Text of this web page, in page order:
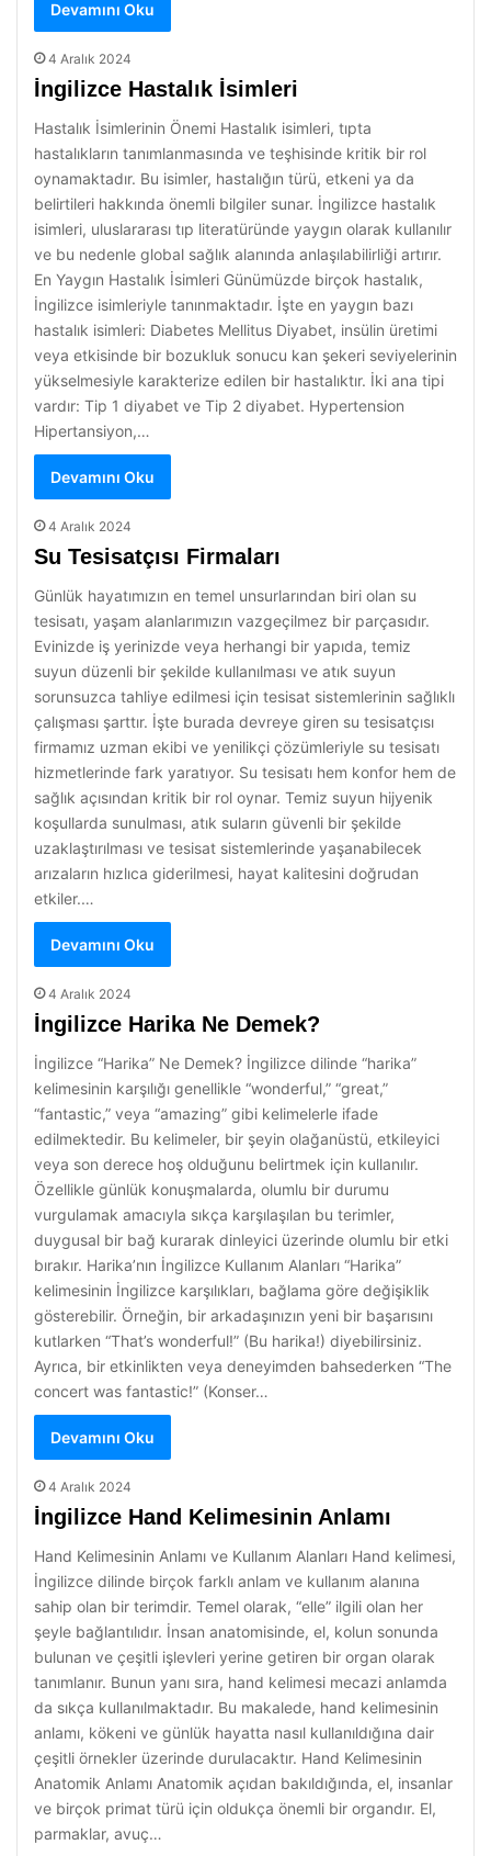
Devamını Oku
4 Aralık 2024
İngilizce Hastalık İsimleri
Hastalık İsimlerinin Önemi Hastalık isimleri, tıpta
hastalıkların tanımlanmasında ve teşhisinde kritik bir rol
oynamaktadır. Bu isimler, hastalığın türü, etkeni ya da
belirtileri hakkında önemli bilgiler sunar. İngilizce hastalık
isimleri, uluslararası tıp literatüründe yaygın olarak kullanılır
ve bu nedenle global sağlık alanında anlaşılabilirliği artırır.
En Yaygın Hastalık İsimleri Günümüzde birçok hastalık,
İngilizce isimleriyle tanınmaktadır. İşte en yaygın bazı
hastalık isimleri: Diabetes Mellitus Diyabet, insülin üretimi
veya etkisinde bir bozukluk sonucu kan şekeri seviyelerinin
yükselmesiyle karakterize edilen bir hastalıktır. İki ana tipi
vardır: Tip 1 diyabet ve Tip 2 diyabet. Hypertension
Hipertansiyon,…
Devamını Oku
4 Aralık 2024
Su Tesisatçısı Firmaları
Günlük hayatımızın en temel unsurlarından biri olan su
tesisatı, yaşam alanlarımızın vazgeçilmez bir parçasıdır.
Evinizde iş yerinizde veya herhangi bir yapıda, temiz
suyun düzenli bir şekilde kullanılması ve atık suyun
sorunsuzca tahliye edilmesi için tesisat sistemlerinin sağlıklı
çalışması şarttır. İşte burada devreye giren su tesisatçısı
firmamız uzman ekibi ve yenilikçi çözümleriyle su tesisatı
hizmetlerinde fark yaratıyor. Su tesisatı hem konfor hem de
sağlık açısından kritik bir rol oynar. Temiz suyun hijyenik
koşullarda sunulması, atık suların güvenli bir şekilde
uzaklaştırılması ve tesisat sistemlerinde yaşanabilecek
arızaların hızlıca giderilmesi, hayat kalitesini doğrudan
etkiler.…
Devamını Oku
4 Aralık 2024
İngilizce Harika Ne Demek?
İngilizce “Harika” Ne Demek? İngilizce dilinde “harika”
kelimesinin karşılığı genellikle “wonderful,” “great,”
“fantastic,” veya “amazing” gibi kelimelerle ifade
edilmektedir. Bu kelimeler, bir şeyin olağanüstü, etkileyici
veya son derece hoş olduğunu belirtmek için kullanılır.
Özellikle günlük konuşmalarda, olumlu bir durumu
vurgulamak amacıyla sıkça karşılaşılan bu terimler,
duygusal bir bağ kurarak dinleyici üzerinde olumlu bir etki
bırakır. Harika’nın İngilizce Kullanım Alanları “Harika”
kelimesinin İngilizce karşılıkları, bağlama göre değişiklik
gösterebilir. Örneğin, bir arkadaşınızın yeni bir başarısını
kutlarken “That’s wonderful!” (Bu harika!) diyebilirsiniz.
Ayrıca, bir etkinlikten veya deneyimden bahsederken “The
concert was fantastic!” (Konser…
Devamını Oku
4 Aralık 2024
İngilizce Hand Kelimesinin Anlamı
Hand Kelimesinin Anlamı ve Kullanım Alanları Hand kelimesi,
İngilizce dilinde birçok farklı anlam ve kullanım alanına
sahip olan bir terimdir. Temel olarak, “elle” ilgili olan her
şeyle bağlantılıdır. İnsan anatomisinde, el, kolun sonunda
bulunan ve çeşitli işlevleri yerine getiren bir organ olarak
tanımlanır. Bunun yanı sıra, hand kelimesi mecazi anlamda
da sıkça kullanılmaktadır. Bu makalede, hand kelimesinin
anlamı, kökeni ve günlük hayatta nasıl kullanıldığına dair
çeşitli örnekler üzerinde durulacaktır. Hand Kelimesinin
Anatomik Anlamı Anatomik açıdan bakıldığında, el, insanlar
ve birçok primat türü için oldukça önemli bir organdır. El,
parmaklar, avuç…